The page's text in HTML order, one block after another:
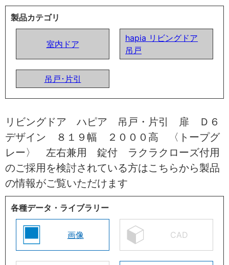
製品カテゴリ
室内ドア
hapia リビングドア
吊戸
吊戸･片引
リビングドア ハピア 吊戸・片引 扉 Ｄ６
デザイン ８１９幅 ２０００高 〈トープグ
レー〉 左右兼用 錠付 ラクラクローズ付用
のご採用を検討されている方はこちらから製品
の情報がご覧いただけます
各種データ・ライブラリー
画像 CAD